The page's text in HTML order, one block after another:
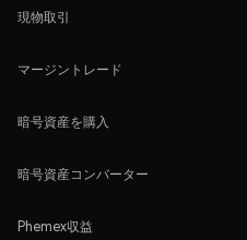
現物取引
マージントレード
暗号資産を購入
暗号資産コンバーター
Phemex収益